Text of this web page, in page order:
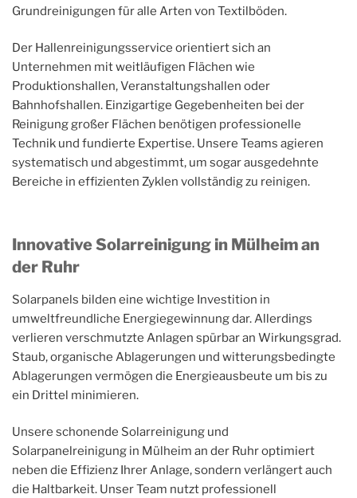
Grundreinigungen für alle Arten von Textilböden.
Der Hallenreinigungsservice orientiert sich an
Unternehmen mit weitläufigen Flächen wie
Produktionshallen, Veranstaltungshallen oder
Bahnhofshallen. Einzigartige Gegebenheiten bei der
Reinigung großer Flächen benötigen professionelle
Technik und fundierte Expertise. Unsere Teams agieren
systematisch und abgestimmt, um sogar ausgedehnte
Bereiche in effizienten Zyklen vollständig zu reinigen.
Innovative Solarreinigung in Mülheim an
der Ruhr
Solarpanels bilden eine wichtige Investition in
umweltfreundliche Energiegewinnung dar. Allerdings
verlieren verschmutzte Anlagen spürbar an Wirkungsgrad.
Staub, organische Ablagerungen und witterungsbedingte
Ablagerungen vermögen die Energieausbeute um bis zu
ein Drittel minimieren.
Unsere schonende Solarreinigung und
Solarpanelreinigung in Mülheim an der Ruhr optimiert
neben die Effizienz Ihrer Anlage, sondern verlängert auch
die Haltbarkeit. Unser Team nutzt professionell